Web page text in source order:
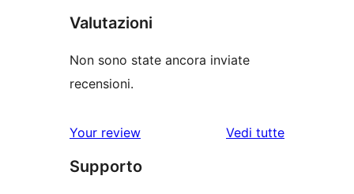
Valutazioni
Non sono state ancora inviate
recensioni.
Your review Vedi tuttele
Supporto